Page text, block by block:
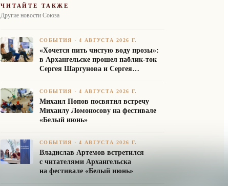
ЧИТАЙТЕ ТАКЖЕ
Другие новости Союза
СОБЫТИЯ ·4 АВГУСТА 2026 Г.
«Хочется пить чистую воду прозы»:
в Архангельске прошел паблик-ток
Сергея Шаргунова и Сергея
СОБЫТИЯ ·4 АВГУСТА 2026 Г.
Михаил Попов посвятил встречу
Михаилу Ломоносову на фестивале
«Белый июнь»
СОБЫТИЯ ·4 АВГУСТА 2026 Г.
Владислав Артемов встретился
с читателями Архангельска
на фестивале «Белый июнь»